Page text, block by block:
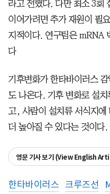
라고 전했다. 다만 최소 3회
이어가려면 추가 재원이 필
지적이다. 연구팀은 mRNA
다
기후변화가 한타바이러스
도 나온다. 기후 변화로 설
고, 사람이 설치류 서식지에
더 높아질 수 있다는 것이다.
영문 기사 보기 (View English
한타바이러스 크루즈선